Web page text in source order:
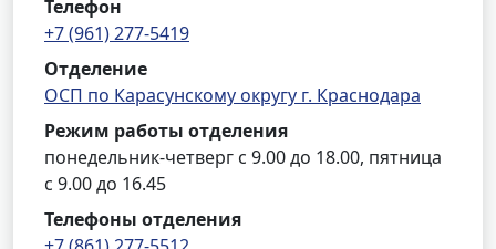
Телефон
+7 (961) 277-5419
Отделение
ОСП по Карасунскому округу г. Краснодара
Режим работы отделения
понедельник-четверг с 9.00 до 18.00, пятница
с 9.00 до 16.45
Телефоны отделения